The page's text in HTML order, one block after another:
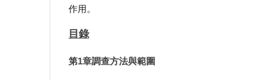
作用。
目錄
第1章調查方法與範圍